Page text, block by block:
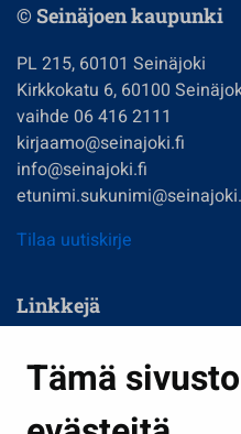
Tämä
© Seinäjoen kaupunki
PL 215, 60101 Seinäjoki
Kirkkokatu 6, 60100
vaihde 06 416 2111
kirjaamo@seinajoki.fi
info@seinajoki.fi
Tilaa uutiskirje
Linkkejä
Kasvatus ja opetus